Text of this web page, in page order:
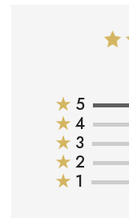
★ 5
★ 4
★ 3
★ 2
★ 1